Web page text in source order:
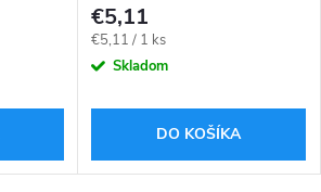
€5,11
Jednotková
cena:
€5,11 / 1 ks
Skladom
DO KOŠÍKA